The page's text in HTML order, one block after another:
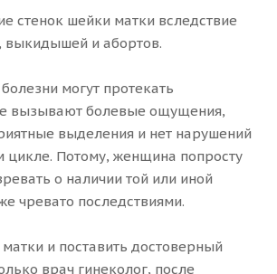
стенок шейки матки вследствие
выкидышей и абортов.
могут протекать
вызывают болевые ощущения,
выделения и нет нарушений
цикле. Потому, женщина попросту
о наличии той или иной
чревато последствиями.
и поставить достоверный
врач гинеколог, после